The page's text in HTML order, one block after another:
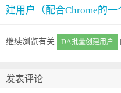
建用户（配合Chrome的一
继续浏览有关 DA批量创建用户
发表评论